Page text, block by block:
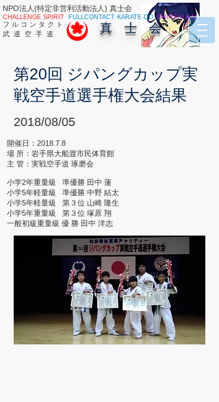
真 士 会
CHALLENGE SPIRIT FULLCONTACT KARATE-DO SHINSHI-KAI
フ ル コ ン タ ク ト
武 道 空 手 道
NPO法人(特定非営利活動法人) 真士会
第20回 ジパングカップ実
戦空手道選手権大会結果
2018/08/05
開催日：2018.7.8
場 所：岩手県大船渡市民体育館
主 管：実戦空手道 琢磨会
小学2年重量級 準優勝 田中 蓮
小学5年軽量級 準優勝 中野 結太
小学5年軽量級 第３位 山崎 隆生
小学5年重量級 第３位 塚原 翔
一般初級重量級 優 勝 田中 洋志